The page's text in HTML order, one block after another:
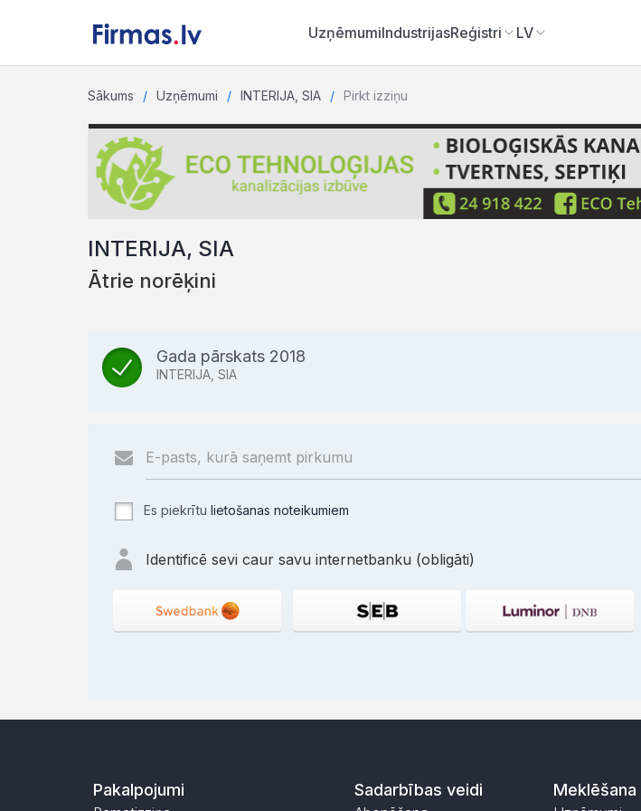
UzņēmumiIndustrijasReģistri LV
Sākums Uzņēmumi INTERIJA, SIA Pirkt izziņu
INTERIJA, SIA
Ātrie norēķini
Gada pārskats 2018
INTERIJA, SIA
Es piekrītu lietošanas noteikumiem
Identificē sevi caur savu internetbanku (obligāti)
Pakalpojumi Sadarbības veidi Meklēšana